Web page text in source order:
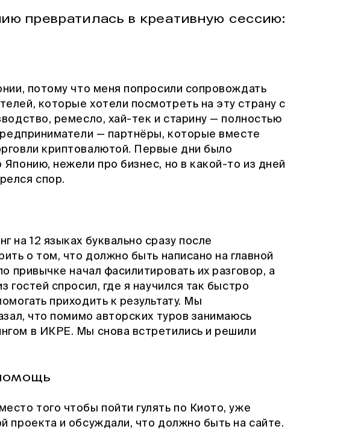
превратилась в креативную сессию:
потому что меня попросили сопровождать
которые хотели посмотреть на эту страну с
ремесло, хай-тек и старину — полностью
— партнёры, которые вместе
криптовалютой. Первые дни было
Японию, нежели про бизнес, но в какой-то из дней
спор.
на 12 языках буквально сразу после
о том, что должно быть написано на главной
привычке начал фасилитировать их разговор, а
гостей спросил, где я научился так быстро
приходить к результату. Мы
что помимо авторских туров занимаюсь
в ИКРЕ. Мы снова встретились и решили
того чтобы пойти гулять по Киото, уже
проекта и обсуждали, что должно быть на сайте.